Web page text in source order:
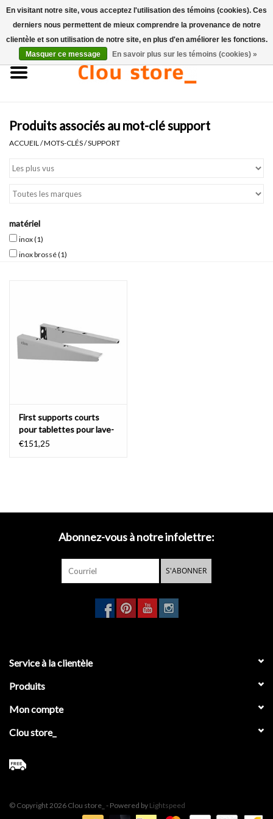
Accueil
Ensembles de lave-mains
Toilettes
Robinets & vidanges
Accessoires de salle de bain
Produits associés au mot-clé support
ACCUEIL /MOTS-CLÉS/SUPPORT
matériel
inox(1)
inox brossé(1)
First supports courts
pour tablettes pour lave-
mains First
€151,25
Abonnez-vous à notre infolettre:
S'ABONNER
Service à la clientèle
Produits
Mon compte
Clou store_
© Copyright 2026 Clou store_ - Powered by Lightspeed
En visitant notre site, vous acceptez l'utilisation des témoins (cookies). Ces
derniers nous permettent de mieux comprendre la provenance de notre
clientèle et son utilisation de notre site, en plus d'en améliorer les fonctions.
Masquer ce message
En savoir plus sur les témoins (cookies) »